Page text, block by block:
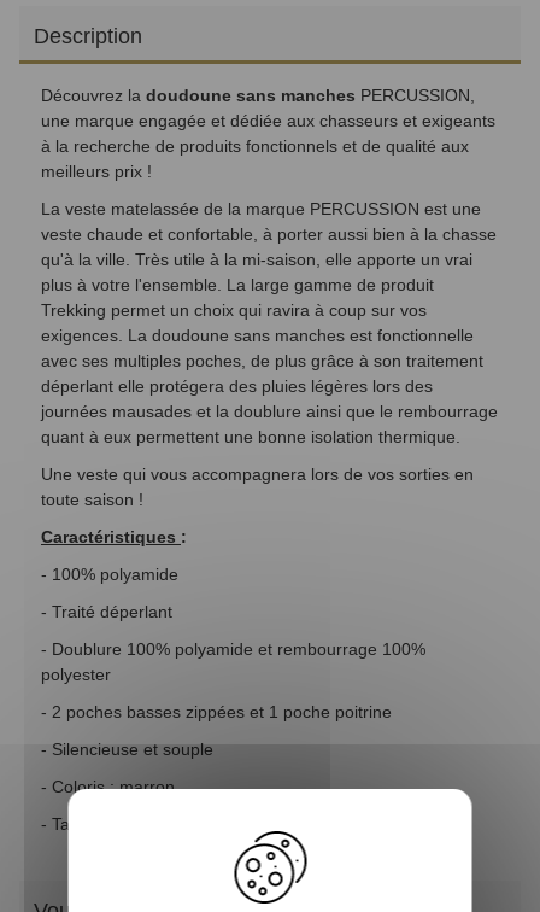
Description
Découvrez la doudoune sans manches PERCUSSION,
une marque engagée et dédiée aux chasseurs et exigeants
à la recherche de produits fonctionnels et de qualité aux
meilleurs prix !
La veste matelassée de la marque PERCUSSION est une
veste chaude et confortable, à porter aussi bien à la chasse
qu'à la ville. Très utile à la mi-saison, elle apporte un vrai
plus à votre l'ensemble. La large gamme de produit
Trekking permet un choix qui ravira à coup sur vos
exigences. La doudoune sans manches est fonctionnelle
avec ses multiples poches, de plus grâce à son traitement
déperlant elle protégera des pluies légères lors des
journées mausades et la doublure ainsi que le rembourrage
quant à eux permettent une bonne isolation thermique.
Une veste qui vous accompagnera lors de vos sorties en
toute saison !
Caractéristiques :
- 100% polyamide
- Traité déperlant
- Doublure 100% polyamide et rembourrage 100%
polyester
- 2 poches basses zippées et 1 poche poitrine
- Silencieuse et souple
- Coloris : marron
- Tailles du S au 4XL